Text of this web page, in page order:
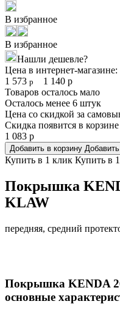
В избранное
В избранное
Нашли дешевле?
Цена в интернет-магазине:
1 573 р 1 140 р
Товаров осталось мало
Осталось менее 6 штук
Цена со скидкой за
Скидка появится в корзине
1 083 р
Добавить в корзину
Купить в 1 клик Купить в
Покрышка
KLAW
передняя, средний
Покрышка KENDA
основные